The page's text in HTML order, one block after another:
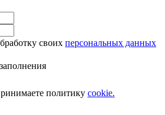
своих персональных данных
политику cookie.